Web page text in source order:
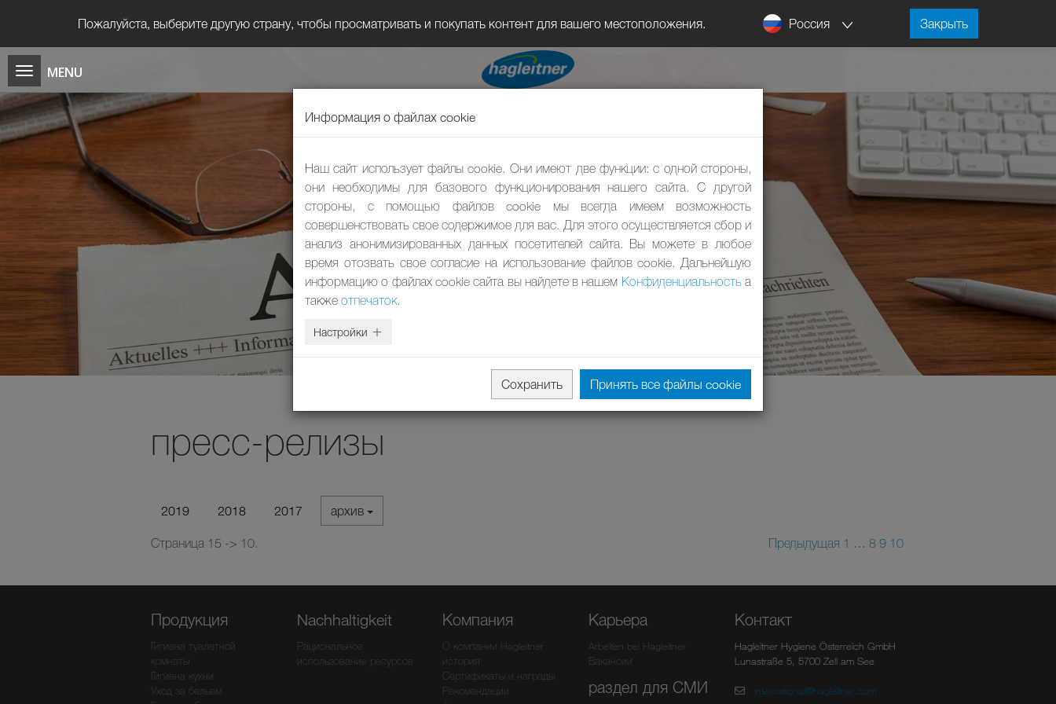
Пожалуйста, выберите другую страну, чтобы просматривать и покупать контент для вашего местоположения. Россия Закрыть
пресс-релизы
2019 2018 2017 архив
Страница 15 -> 10. Предыдущая 1 … 8 9 10
Продукция
Гигиена туалетной
комнаты
Гигиена кухни
Уход за бельем
Nachhaltigkeit
Рациональное
использование ресурсов
Компания
О компании Hagleitner
история
Сертификаты и награды
Рекомендации
Карьера
Arbeiten bei Hagleitner
Вакансии
раздел для СМИ
Контакт
Hagleitner Hygiene Österreich GmbH
Lunastraße 5, 5700 Zell am See
international@hagleitner.com
Информация о файлах cookie
Наш сайт использует файлы cookie. Они имеют две функции: с одной стороны,
они необходимы для базового функционирования нашего сайта. С другой
стороны, с помощью файлов cookie мы всегда имеем возможность
совершенствовать свое содержимое для вас. Для этого осуществляется сбор и
анализ анонимизированных данных посетителей сайта. Вы можете в любое
время отозвать свое согласие на использование файлов cookie. Дальнейшую
информацию о файлах cookie сайта вы найдете в нашем Конфиденциальностьа
также отпечаток.
Настройки
Сохранить Принять все файлы cookie